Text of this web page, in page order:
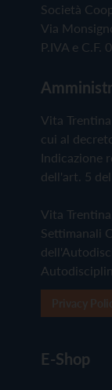
Società
Via
P.IVA e C.F.
Vita
cui al
Indicazione
dell'art. 5
Vita
Settimanali
E-Shop